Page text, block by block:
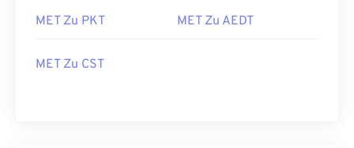
MET Zu PKT MET Zu AEDT
MET Zu CST